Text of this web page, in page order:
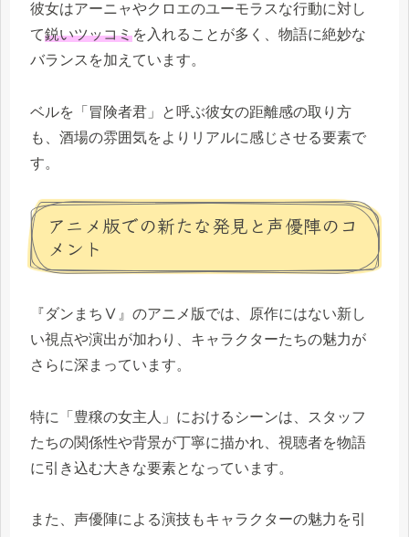
彼女はアーニャやクロエのユーモラスな行動に対し
て鋭いツッコミを入れることが多く、物語に絶妙な
バランスを加えています。
ベルを「冒険者君」と呼ぶ彼女の距離感の取り方
も、酒場の雰囲気をよりリアルに感じさせる要素で
す。
アニメ版での新たな発見と声優陣のコ
メント
『ダンまちⅤ』のアニメ版では、原作にはない新し
い視点や演出が加わり、キャラクターたちの魅力が
さらに深まっています。
特に「豊穣の女主人」におけるシーンは、スタッフ
たちの関係性や背景が丁寧に描かれ、視聴者を物語
に引き込む大きな要素となっています。
また、声優陣による演技もキャラクターの魅力を引